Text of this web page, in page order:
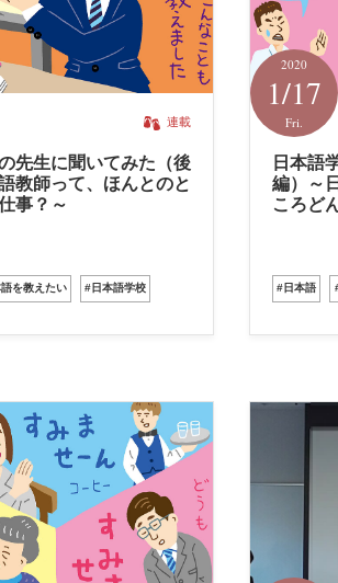
連載
先生に聞いてみた（後
教師って、ほんとのと
事？～
を教えたい #日本語学校
2020
1/17
Fri.
日本語
編）～
ころど
#日本語